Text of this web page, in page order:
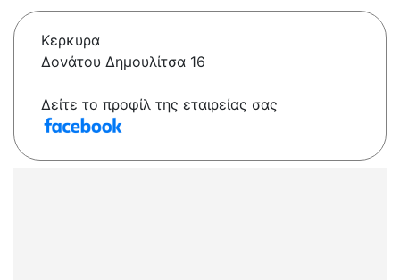
Κερκυρα
Δονάτου Δημουλίτσα 16
Δείτε το προφίλ της εταιρείας σας